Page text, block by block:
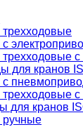
для кранов
с
для кранов
ручные